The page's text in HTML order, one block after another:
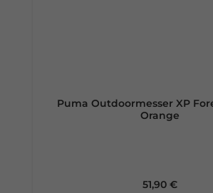
Puma Outdoormesser XP
Orange
Regulärer
51,90 €